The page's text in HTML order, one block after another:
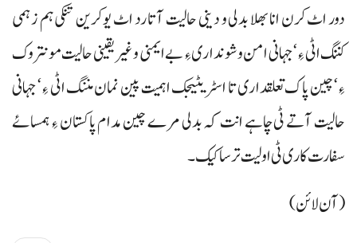
دور اٹ کرن انا بھلا بدلی و دینی حالیت آتا رد اٹ یوکرین تنکی ہم زہمی
کننگ اٹی ءِ‘ جہانی امن وشونداری ءِ بے ایمنی و غیریقینی حالیت مونتروک
ءِ‘ چین پاک تعلقداری تا اسٹریٹیجک اہمیت پین نمان مننگ اٹی ءِ‘ جہانی
حالیت آتے ٹی چاہے انت کہ بدلی مرے چین مدام پاکستان ءِ ہمسائے
سفارت کاری ٹی اولیت ترسا کیک۔
(آن لائن)